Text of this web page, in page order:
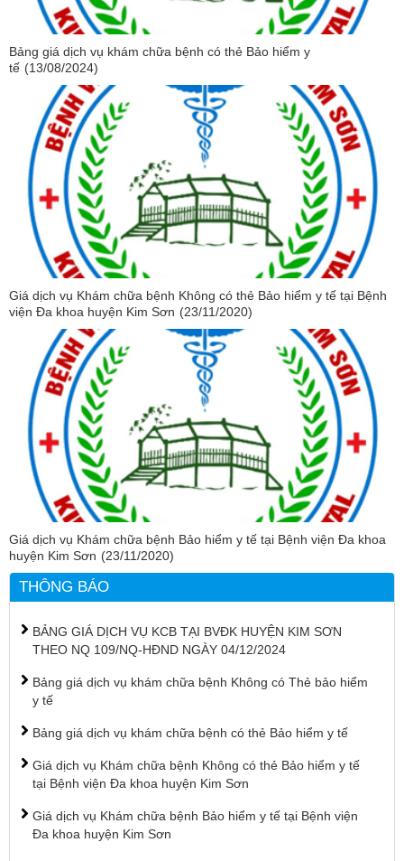
Bảng giá dịch vụ khám chữa bệnh có thẻ Bảo hiểm y
tế (13/08/2024)
Giá dịch vụ Khám chữa bệnh Không có thẻ Bảo hiểm y tế tại Bệnh
viện Đa khoa huyện Kim Sơn (23/11/2020)
Giá dịch vụ Khám chữa bệnh Bảo hiểm y tế tại Bệnh viện Đa khoa
huyện Kim Sơn (23/11/2020)
THÔNG BÁO
BẢNG GIÁ DỊCH VỤ KCB TẠI BVĐK HUYỆN KIM SƠN
THEO NQ 109/NQ-HĐND NGÀY 04/12/2024
Bảng giá dịch vụ khám chữa bệnh Không có Thẻ bảo hiểm
y tế
Bảng giá dịch vụ khám chữa bệnh có thẻ Bảo hiểm y tế
Giá dịch vụ Khám chữa bệnh Không có thẻ Bảo hiểm y tế
tại Bệnh viện Đa khoa huyện Kim Sơn
Giá dịch vụ Khám chữa bệnh Bảo hiểm y tế tại Bệnh viện
Đa khoa huyện Kim Sơn